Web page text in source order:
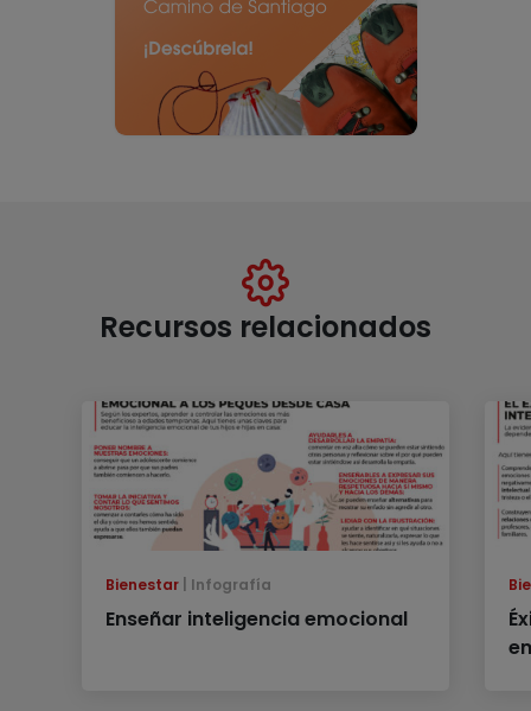
Recursos relacionados
Bienestar Infografía
Enseñar inteligencia emocional